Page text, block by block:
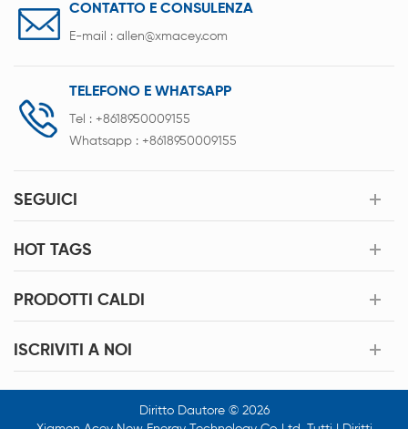
CONTATTO E CONSULENZA
E-mail : allen@xmacey.com
TELEFONO E WHATSAPP
Tel : +8618950009155
Whatsapp : +8618950009155
SEGUICI
HOT TAGS
PRODOTTI CALDI
ISCRIVITI A NOI
Diritto Dautore © 2026